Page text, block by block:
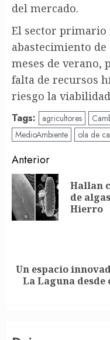
del mercado.
El sector primario
abastecimiento
meses de verano,
falta de recursos
riesgo la
Tags: agricultores
MedioAmbiente
ola de
Post
navigation
Anterior
Hallan
de
Hierro
Siguiente
entrada:
Un espacio
La Laguna